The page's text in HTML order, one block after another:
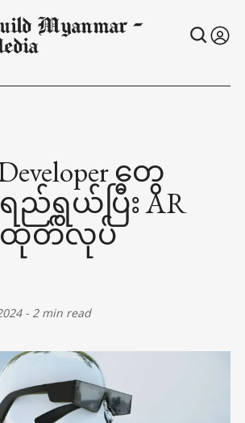
Myanmar -
တွေ
ရွယ်ပြီး AR
ထုတ်လုပ်
- 2 min read